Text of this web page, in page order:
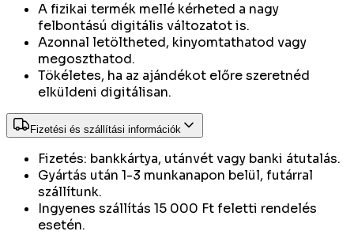
A fizikai termék mellé kérheted a nagy
felbontású digitális változatot is.
Azonnal letöltheted, kinyomtathatod vagy
megoszthatod.
Tökéletes, ha az ajándékot előre szeretnéd
elküldeni digitálisan.
Fizetési és szállítási információk
Fizetés: bankkártya, utánvét vagy banki átutalás.
Gyártás után 1-3 munkanapon belül, futárral
szállítunk.
Ingyenes szállítás 15 000 Ft feletti rendelés
esetén.